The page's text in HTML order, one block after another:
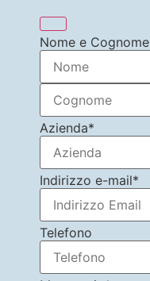
Nome e Cognome
Azienda*
Indirizzo e-mail*
Telefono